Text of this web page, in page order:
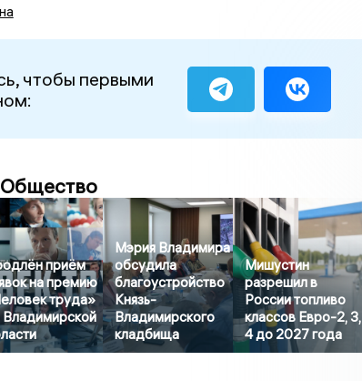
чтобы первыми
приём
на премию
труда»
Владимирской
Мэрия Владимира
обсудила
благоустройство
Князь-
Владимирского
кладбища
Мишустин
разрешил в
России топливо
классов Евро-2, 3,
4 до 2027 года